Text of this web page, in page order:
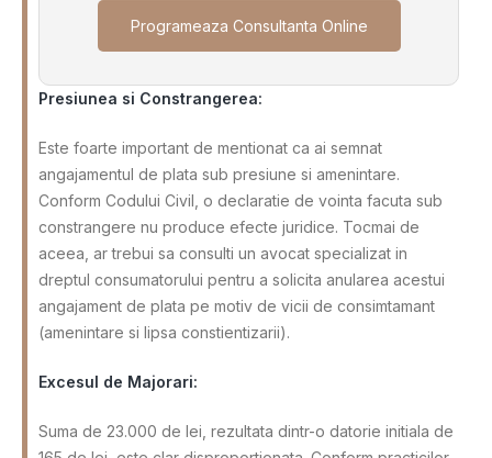
Programeaza Consultanta Online
Presiunea si Constrangerea:
Este foarte important de mentionat ca ai semnat
angajamentul de plata sub presiune si amenintare.
Conform Codului Civil, o declaratie de vointa facuta sub
constrangere nu produce efecte juridice. Tocmai de
aceea, ar trebui sa consulti un avocat specializat in
dreptul consumatorului pentru a solicita anularea acestui
angajament de plata pe motiv de vicii de consimtamant
(amenintare si lipsa constientizarii).
Excesul de Majorari:
Suma de 23.000 de lei, rezultata dintr-o datorie initiala de